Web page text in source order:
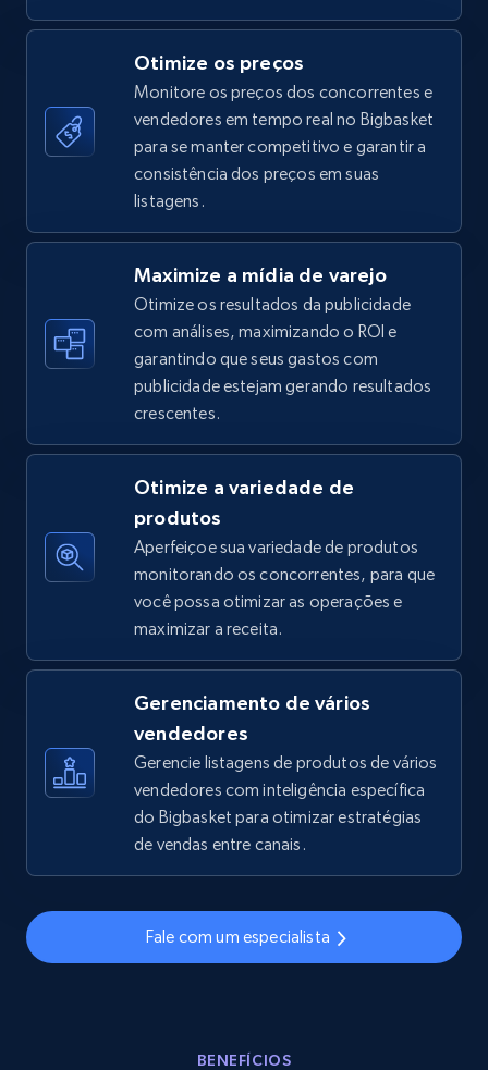
5.4K+ 668+ Comece agora
TikTok Shop - category
URL, Title, Available, Description, Currency, Initial
price, Final price, Discount percent, and more.
TikTok Shop - Collect TikTok shop products
by keywords search
URL, Title, Available, Description, Currency, Initial
price, Final price, Discount percent, and more.
TikTok Shop - discover records by shop url
price, Final price, Discount percent, and more.
668+
Amazon sellers info
Otimize os preços
Monitore os preços dos concorrentes e
vendedores em tempo real no Bigbasket
para se manter competitivo e garantir a
consistência dos preços em suas
listagens.
Maximize a mídia de varejo
Otimize os resultados da publicidade
com análises, maximizando o ROI e
garantindo que seus gastos com
publicidade estejam gerando resultados
crescentes.
Otimize a variedade de
produtos
Aperfeiçoe sua variedade de produtos
monitorando os concorrentes, para que
você possa otimizar as operações e
maximizar a receita.
Gerenciamento de vários
vendedores
Gerencie listagens de produtos de vários
vendedores com inteligência específica
do Bigbasket para otimizar estratégias
de vendas entre canais.
Fale com um especialista
BENEFÍCIOS